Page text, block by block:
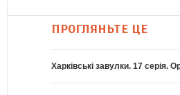
ПРОГЛЯНЬТЕ ЦЕ
Харківські завулки. 17 серія.